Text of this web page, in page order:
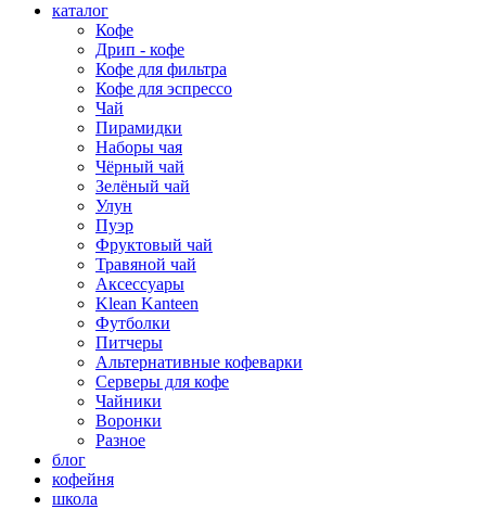
каталог
Кофе
Дрип - кофе
Кофе для фильтра
Кофе для эспрессо
Чай
Пирамидки
Наборы чая
Чёрный чай
Зелёный чай
Улун
Пуэр
Фруктовый чай
Травяной чай
Аксессуары
Klean Kanteen
Футболки
Питчеры
Альтернативные кофеварки
Серверы для кофе
Чайники
Воронки
Разное
блог
кофейня
школа